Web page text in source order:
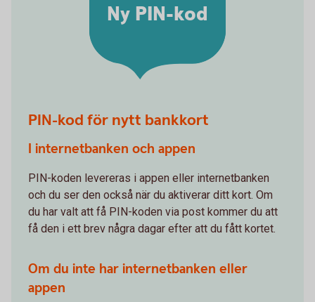
Ny PIN-kod
PIN-kod för nytt bankkort
I internetbanken och appen
PIN-koden levereras i appen eller internetbanken
och du ser den också när du aktiverar ditt kort. Om
du har valt att få PIN-koden via post kommer du att
få den i ett brev några dagar efter att du fått kortet.
Om du inte har internetbanken eller
appen